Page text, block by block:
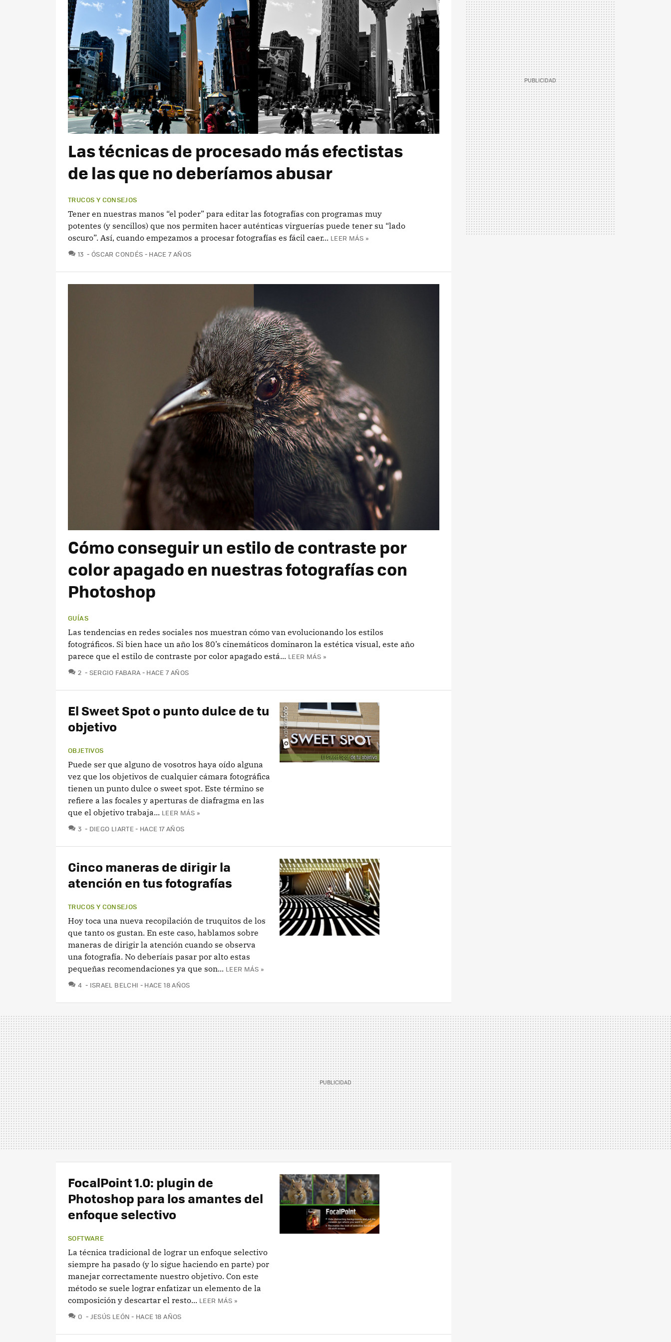
Las técnicas de procesado más efectistas
de las que no deberíamos abusar
TRUCOS Y CONSEJOS
Tener en nuestras manos “el poder” para editar las fotografías con programas muy
potentes (y sencillos) que nos permiten hacer auténticas virguerías puede tener su “lado
oscuro”. Así, cuando empezamos a procesar fotografías es fácil caer... LEER MÁS »
13 COMENTARIOS
ÓSCAR CONDÉS HACE 7 AÑOS
Cómo conseguir un estilo de contraste por
color apagado en nuestras fotografías con
Photoshop
GUÍAS
Las tendencias en redes sociales nos muestran cómo van evolucionando los estilos
fotográficos. Si bien hace un año los 80’s cinemáticos dominaron la estética visual, este año
parece que el estilo de contraste por color apagado está... LEER MÁS »
2 COMENTARIOS
SERGIO FABARA HACE 7 AÑOS
El Sweet Spot o punto dulce de tu
objetivo
OBJETIVOS
Puede ser que alguno de vosotros haya oído alguna
vez que los objetivos de cualquier cámara fotográfica
tienen un punto dulce o sweet spot. Este término se
refiere a las focales y aperturas de diafragma en las
que el objetivo trabaja... LEER MÁS »
3 COMENTARIOS
DIEGO LIARTE HACE 17 AÑOS
Cinco maneras de dirigir la
atención en tus fotografías
TRUCOS Y CONSEJOS
Hoy toca una nueva recopilación de truquitos de los
que tanto os gustan. En este caso, hablamos sobre
maneras de dirigir la atención cuando se observa
una fotografía. No deberíais pasar por alto estas
pequeñas recomendaciones ya que son... LEER MÁS »
4 COMENTARIOS
ISRAEL BELCHI HACE 18 AÑOS
FocalPoint 1.0: plugin de
Photoshop para los amantes del
enfoque selectivo
SOFTWARE
La técnica tradicional de lograr un enfoque selectivo
siempre ha pasado (y lo sigue haciendo en parte) por
manejar correctamente nuestro objetivo. Con este
método se suele lograr enfatizar un elemento de la
composición y descartar el resto... LEER MÁS »
0 COMENTARIOS
JESÚS LEÓN HACE 18 AÑOS